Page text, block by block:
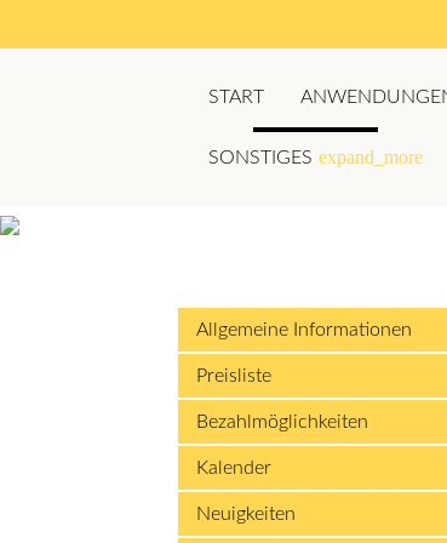
START
SONSTIGES expand_more
Allgemeine Informationen
Preisliste
Bezahlmöglichkeiten
Kalender
Neuigkeiten